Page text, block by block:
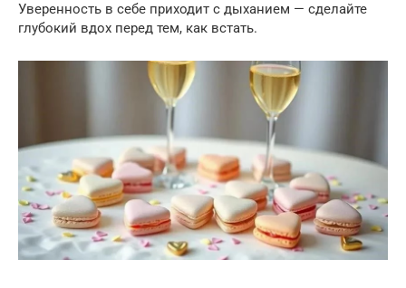
Уверенность в себе приходит с дыханием — сделайте
глубокий вдох перед тем, как встать.